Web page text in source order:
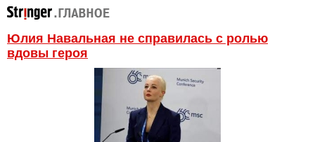
Юлия Навальная не справилась с ролью
вдовы героя